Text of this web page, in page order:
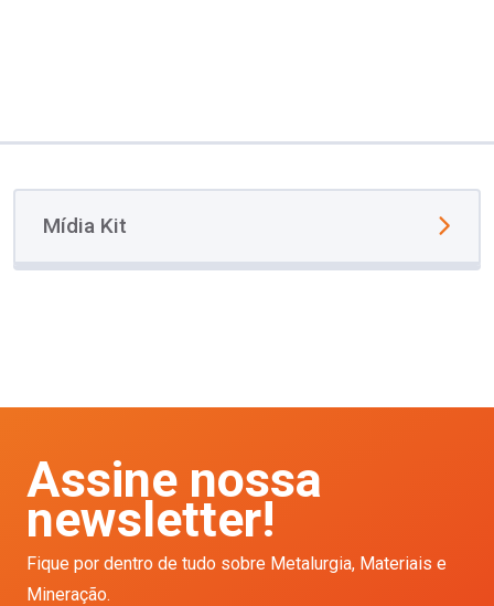
Mídia Kit
Assine nossa
newsletter!
Fique por dentro de tudo sobre Metalurgia, Materiais e
Mineração.